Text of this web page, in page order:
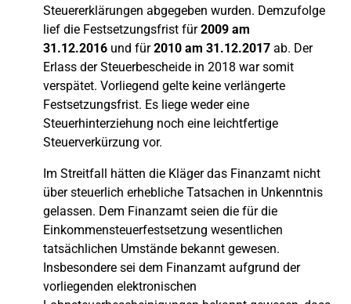
Steuererklärungen abgegeben wurden. Demzufolge
lief die Festsetzungsfrist für2009 am
31.12.2016 und für2010 am 31.12.2017 ab. Der
Erlass der Steuerbescheide in 2018 war somit
verspätet. Vorliegend gelte keine verlängerte
Festsetzungsfrist. Es liege weder eine
Steuerhinterziehung noch eine leichtfertige
Steuerverkürzung vor.
Im Streitfall hätten die Kläger das Finanzamt nicht
über steuerlich erhebliche Tatsachen in Unkenntnis
gelassen. Dem Finanzamt seien die für die
Einkommensteuerfestsetzung wesentlichen
tatsächlichen Umstände bekannt gewesen.
Insbesondere sei dem Finanzamt aufgrund der
vorliegenden elektronischen